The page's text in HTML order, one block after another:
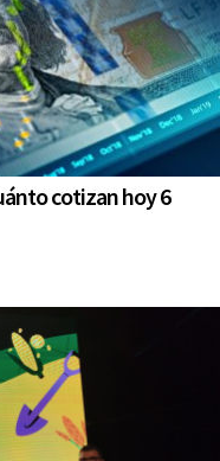
cotizan hoy 6